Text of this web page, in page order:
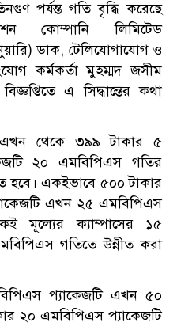
পর্যন্ত গতি বৃদ্ধি করেছে
কোম্পানি লিমিটেড
ডাক, টেলিযোগাযোগ ও
কর্মকর্তা মুহম্মদ জসীম
এ সিদ্ধান্তের কথা
থেকে ৩৯৯ টাকার ৫
২০ এমবিপিএস গতির
হবে। একইভাবে ৫০০ টাকার
এখন ২৫ এমবিপিএস
মূল্যের ক্যাম্পাসের ১৫
গতিতে উন্নীত করা
প্যাকেজটি এখন ৫০
২০ এমবিপিএস প্যাকেজটি